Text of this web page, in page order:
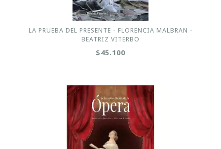
LA PRUEBA DEL PRESENTE - FLORENCIA MALBRAN -
BEATRIZ VITERBO
$45.100